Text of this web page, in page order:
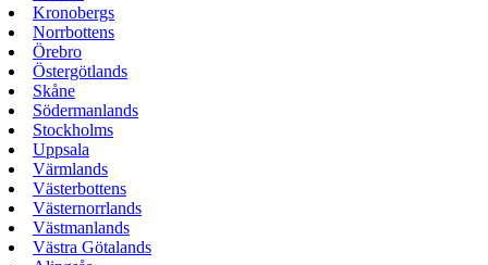
Kronobergs
Norrbottens
Örebro
Östergötlands
Skåne
Södermanlands
Stockholms
Uppsala
Värmlands
Västerbottens
Västernorrlands
Västmanlands
Västra Götalands